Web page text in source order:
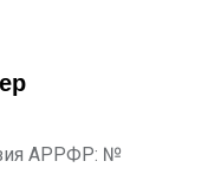
АРРФР: №